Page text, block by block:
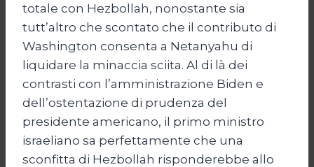
totale con Hezbollah, nonostante sia
tutt’altro che scontato che il contributo di
Washington consenta a Netanyahu di
liquidare la minaccia sciita. Al di là dei
contrasti con l’amministrazione Biden e
dell’ostentazione di prudenza del
presidente americano, il primo ministro
israeliano sa perfettamente che una
sconfitta di Hezbollah risponderebbe allo